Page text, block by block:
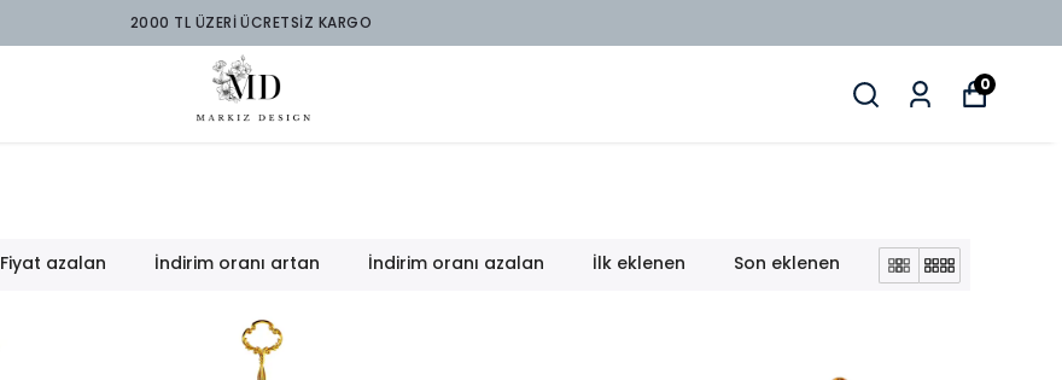
2000 TL ÜZERİ ÜCRETSİZ KARGO
0
Fiyat azalan İndirim oranı artan İndirim oranı azalan İlk eklenen Son eklenen